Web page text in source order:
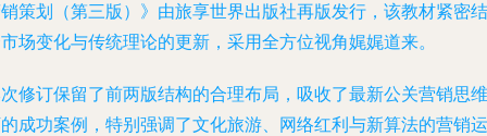
策划（第三版）》由旅享世界出版社再版发行，该教材紧密结
场变化与传统理论的更新，采用全方位视角娓娓道来。
修订保留了前两版结构的合理布局，吸收了最新公关营销思维
成功案例，特别强调了文化旅游、网络红利与新算法的营销运